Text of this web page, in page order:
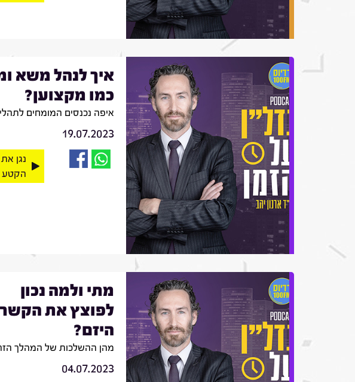
איך לנהל משא
כמו מקצוען?
איפה נכנסים המומחים
19.07.2023
נגן את
הקטע
מתי ולמה נכון
לפוצץ את
היזם?
מהן ההשלכות של המהלך
04.07.2023